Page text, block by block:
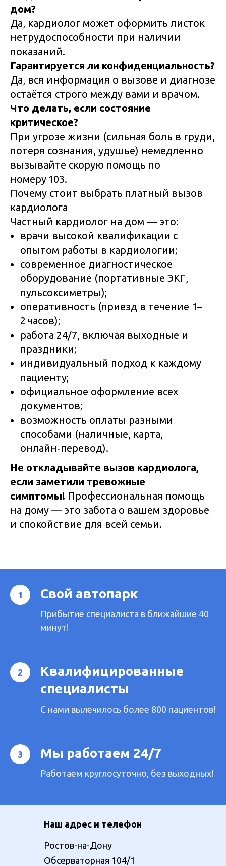
дом?
Да, кардиолог может оформить листок
нетрудоспособности при наличии
показаний.
Гарантируется ли конфиденциальность?
Да, вся информация о вызове и диагнозе
остаётся строго между вами и врачом.
Что делать, если состояние
критическое?
При угрозе жизни (сильная боль в груди,
потеря сознания, удушье) немедленно
вызывайте скорую помощь по
номеру 103.
Почему стоит выбрать платный вызов
кардиолога
Частный кардиолог на дом — это:
врачи высокой квалификации с
опытом работы в кардиологии;
современное диагностическое
оборудование (портативные ЭКГ,
пульсоксиметры);
оперативность (приезд в течение 1–
2 часов);
работа 24/7, включая выходные и
праздники;
индивидуальный подход к каждому
пациенту;
официальное оформление всех
документов;
возможность оплаты разными
способами (наличные, карта,
онлайн‑перевод).
Не откладывайте вызов кардиолога,
если заметили тревожные
симптомы! Профессиональная помощь
на дому — это забота о вашем здоровье
и спокойствие для всей семьи.
Свой автопарк
Прибытие специалиста в ближайшие 40
минут!
Квалифицированные
специалисты
С нами вылечилось более 800 пациентов!
Мы работаем 24/7
Работаем круглосуточно, без выходных!
Наш адрес и телефон
Ростов-на-Дону
Обсерваторная 104/1